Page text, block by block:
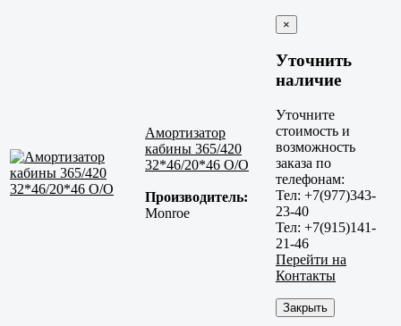
Амортизатор
кабины 365/420
32*46/20*46 O/O
Производитель:
Monroe
×
Уточнить
наличие
Уточните
стоимость и
возможность
заказа по
телефонам:
Тел: +7(977)343-
23-40
Тел: +7(915)141-
21-46
Перейти на
Контакты
Закрыть